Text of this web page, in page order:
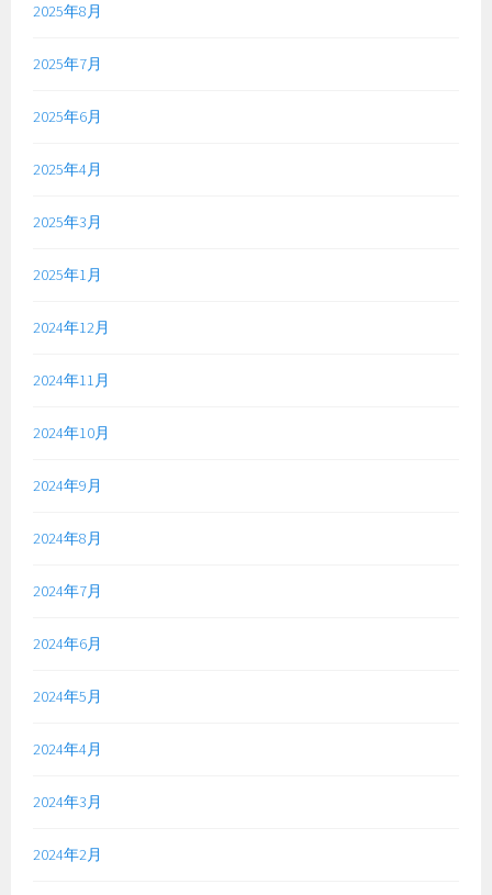
2025年8月
2025年7月
2025年6月
2025年4月
2025年3月
2025年1月
2024年12月
2024年11月
2024年10月
2024年9月
2024年8月
2024年7月
2024年6月
2024年5月
2024年4月
2024年3月
2024年2月